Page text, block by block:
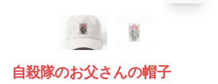
自殺隊のお父さんの帽子